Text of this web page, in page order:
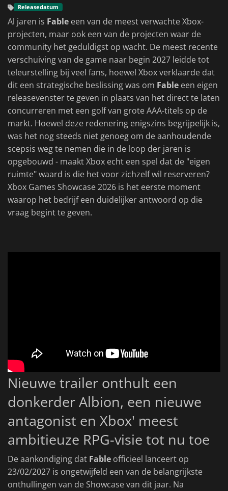
Releasedatum
Al jaren is Fable een van de meest verwachte Xbox-
projecten, maar ook een van de projecten waar de
community het geduldigst op wacht. De meest recente
verschuiving van de game naar begin 2027 leidde tot
teleurstelling bij veel fans, hoewel Xbox verklaarde dat
dit een strategische beslissing was om Fable een eigen
releasevenster te geven in plaats van het direct te laten
concurreren met een golf van grote AAA-titels op de
markt. Hoewel deze redenering enigszins begrijpelijk is,
was het nog steeds niet genoeg om de aanhoudende
scepsis weg te nemen die in de loop der jaren is
opgebouwd - maakt Xbox echt een spel dat de "eigen
ruimte" waard is die het voor zichzelf wil reserveren?
Xbox Games Showcase 2026 is het eerste moment
waarop het bedrijf een duidelijker antwoord op die
vraag begint te geven.
Nieuwe trailer onthult een
donkerder Albion, een nieuwe
antagonist en Xbox' meest
ambitieuze RPG-visie tot nu toe
De aankondiging dat Fable officieel lanceert op
23/02/2027 is ongetwijfeld een van de belangrijkste
onthullingen van de Showcase van dit jaar. Na